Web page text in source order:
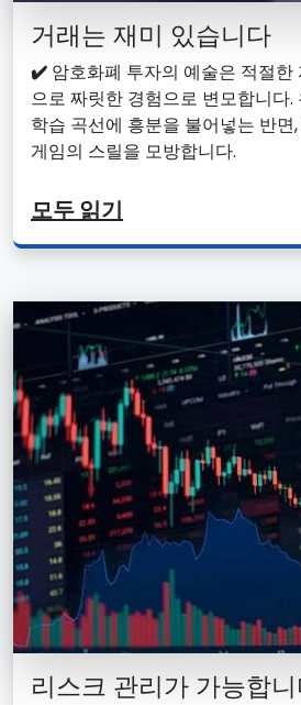
거래는 재미 있습니다
✔️ 암호화폐 투자의 예술은 적절
으로 짜릿한 경험으로 변모합니다.
학습 곡선에 흥분을 불어넣는 반면
게임의 스릴을 모방합니다.
모두 읽기
리스크 관리가 가능합